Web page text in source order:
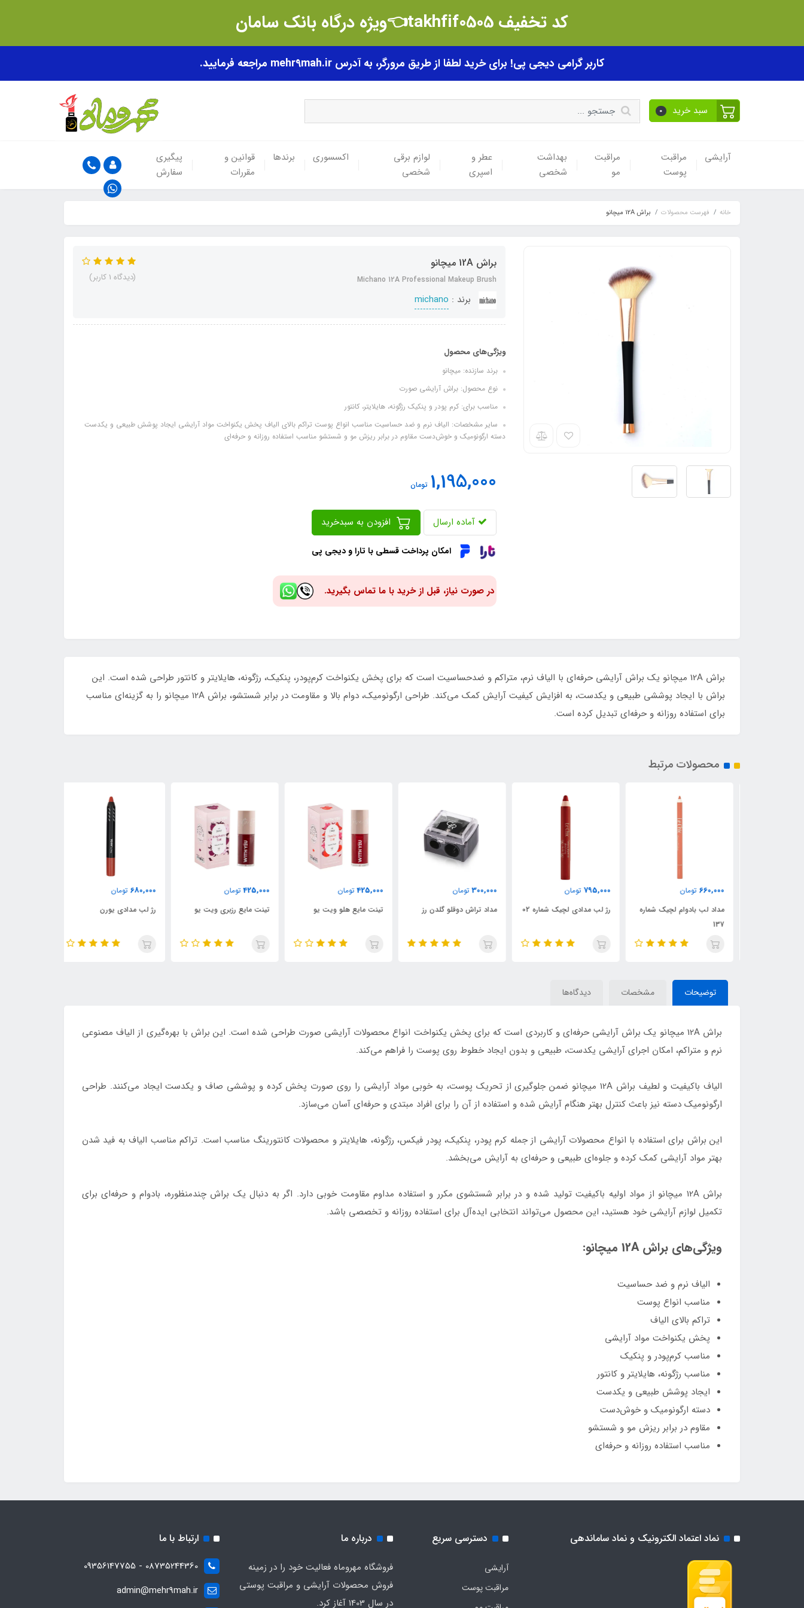
کد تخفیف takhfif0505👈ویژه درگاه بانک سامان
کاربر گرامی دیجی پی! برای خرید لطفا از طریق مرورگر، به آدرس mehr9mah.ir مراجعه فرمایید.
سبد خرید 0
آرایشی
مراقبت
پوست
مراقبت
مو
بهداشت
شخصی
عطر و
اسپری
لوازم برقی
شخصی
اکسسوری برندها
قوانین و
مقررات
پیگیری
سفارش
خانه فهرست محصولات براش 12A میچانو
براش 12A میچانو
Michano 12A Professional Makeup Brush
برند : michano
(دیدگاه 1 کاربر)
ویژگی‌های محصول
برند سازنده: میچانو
نوع محصول: براش آرایشی صورت
مناسب برای: کرم‌ پودر و پنکیک رژگونه، هایلایتر، کانتور
سایر مشخصات: الیاف نرم و ضد حساسیت مناسب انواع پوست تراکم بالای الیاف پخش یکنواخت مواد آرایشی ایجاد پوشش طبیعی و یکدست
دسته ارگونومیک و خوش‌دست مقاوم در برابر ریزش مو و شستشو مناسب استفاده روزانه و حرفه‌ای
1,195,000 تومان
آماده ارسال
امکان پرداخت قسطی با تارا و دیجی پی
در صورت نیاز، قبل از خرید با ما تماس بگیرید.
براش 12A میچانو یک براش آرایشی حرفه‌ای با الیاف نرم، متراکم و ضدحساسیت است که برای پخش یکنواخت کرم‌پودر، پنکیک، رژگونه، هایلایتر و کانتور طراحی شده است. این
براش با ایجاد پوششی طبیعی و یکدست، به افزایش کیفیت آرایش کمک می‌کند. طراحی ارگونومیک، دوام بالا و مقاومت در برابر شستشو، براش 12A میچانو را به گزینه‌ای مناسب
برای استفاده روزانه و حرفه‌ای تبدیل کرده است.
محصولات مرتبط
660,000 تومان
مداد لب بادوام لچیک شماره
137
795,000 تومان
رژ لب مدادی لچیک شماره 02
300,000 تومان
مداد تراش دوقلو گلدن رز
425,000 تومان
تینت مایع هلو ویت یو
425,000 تومان
تینت مایع رزبری ویت یو
680,000 تومان
رژ لب مدادی یورن
توضیحات مشخصات دیدگاه‌ها
براش 12A میچانو یک براش آرایشی حرفه‌ای و کاربردی است که برای پخش یکنواخت انواع محصولات آرایشی صورت طراحی شده است. این براش با بهره‌گیری از الیاف مصنوعی
نرم و متراکم، امکان اجرای آرایشی یکدست، طبیعی و بدون ایجاد خطوط روی پوست را فراهم می‌کند.
الیاف باکیفیت و لطیف براش 12A میچانو ضمن جلوگیری از تحریک پوست، به‌ خوبی مواد آرایشی را روی صورت پخش کرده و پوششی صاف و یکدست ایجاد می‌کنند. طراحی
ارگونومیک دسته نیز باعث کنترل بهتر هنگام آرایش شده و استفاده از آن را برای افراد مبتدی و حرفه‌ای آسان می‌سازد.
این براش برای استفاده با انواع محصولات آرایشی از جمله کرم‌ پودر، پنکیک، پودر فیکس، رژگونه، هایلایتر و محصولات کانتورینگ مناسب است. تراکم مناسب الیاف به فید شدن
بهتر مواد آرایشی کمک کرده و جلوه‌ای طبیعی و حرفه‌ای به آرایش می‌بخشد.
براش 12A میچانو از مواد اولیه باکیفیت تولید شده و در برابر شستشوی مکرر و استفاده مداوم مقاومت خوبی دارد. اگر به دنبال یک براش چندمنظوره، بادوام و حرفه‌ای برای
تکمیل لوازم آرایشی خود هستید، این محصول می‌تواند انتخابی ایده‌آل برای استفاده روزانه و تخصصی باشد.
ویژگی‌های براش 12A میچانو:
الیاف نرم و ضد حساسیت
مناسب انواع پوست
تراکم بالای الیاف
پخش یکنواخت مواد آرایشی
مناسب کرم‌پودر و پنکیک
مناسب رژگونه، هایلایتر و کانتور
ایجاد پوشش طبیعی و یکدست
دسته ارگونومیک و خوش‌دست
مقاوم در برابر ریزش مو و شستشو
مناسب استفاده روزانه و حرفه‌ای
نماد اعتماد الکترونیک و نماد ساماندهی دسترسی سریع
آرایشی
مراقبت پوست
درباره ما
فروشگاه مهروماه فعالیت خود را در زمینه
فروش محصولات آرایشی و مراقبت پوستی
در سال 1403 آغاز کرد.
ارتباط با ما
08735244360 - 09356147755
admin@mehr9mah.ir